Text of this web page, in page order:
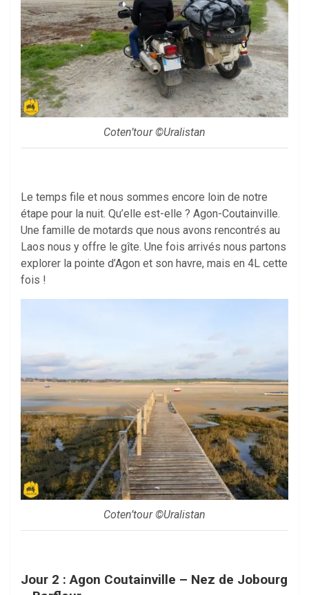
Coten’tour ©Uralistan
Le temps file et nous sommes encore loin de notre
étape pour la nuit. Qu’elle est-elle ? Agon-Coutainville.
Une famille de motards que nous avons rencontrés au
Laos nous y offre le gîte. Une fois arrivés nous partons
explorer la pointe d’Agon et son havre, mais en 4L cette
fois !
Coten’tour ©Uralistan
Jour 2 : Agon Coutainville – Nez de Jobourg